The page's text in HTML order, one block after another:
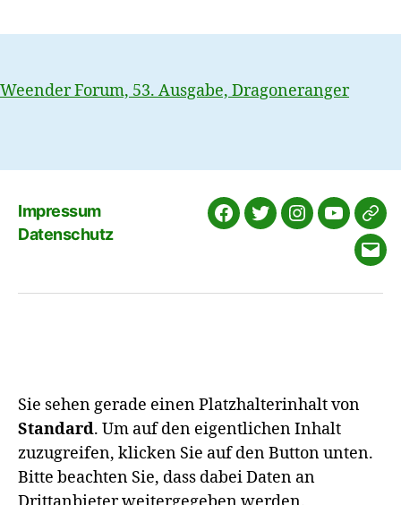
Weender Forum, 53. Ausgabe, Dragoneranger
Impressum
Datenschutz
Facebook
TwitterInstagram
YouTube
E-
Sie sehen gerade einen Platzhalterinhalt von
Standard. Um auf den eigentlichen Inhalt
zuzugreifen, klicken Sie auf den Button unten.
Bitte beachten Sie, dass dabei Daten an